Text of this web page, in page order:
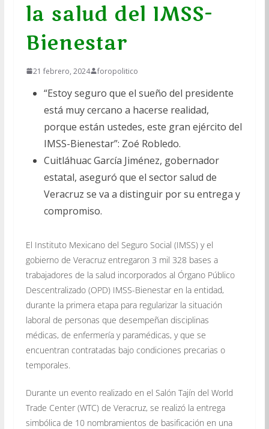
la salud del IMSS-
Bienestar
21 febrero, 2024 foropolitico
“Estoy seguro que el sueño del presidente
está muy cercano a hacerse realidad,
porque están ustedes, este gran ejército del
IMSS-Bienestar”: Zoé Robledo.
Cuitláhuac García Jiménez, gobernador
estatal, aseguró que el sector salud de
Veracruz se va a distinguir por su entrega y
compromiso.
El Instituto Mexicano del Seguro Social (IMSS) y el
gobierno de Veracruz entregaron 3 mil 328 bases a
trabajadores de la salud incorporados al Órgano Público
Descentralizado (OPD) IMSS-Bienestar en la entidad,
durante la primera etapa para regularizar la situación
laboral de personas que desempeñan disciplinas
médicas, de enfermería y paramédicas, y que se
encuentran contratadas bajo condiciones precarias o
temporales.
Durante un evento realizado en el Salón Tajín del World
Trade Center (WTC) de Veracruz, se realizó la entrega
simbólica de 10 nombramientos de basificación en una